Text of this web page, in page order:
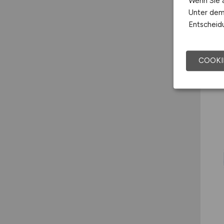
Unter